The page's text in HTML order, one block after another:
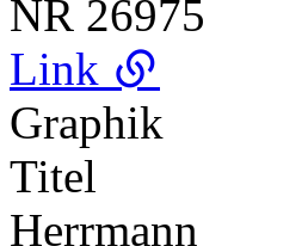
NR 26975
Link
Graphik
Titel
Herrmann